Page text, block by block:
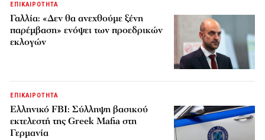
ΕΠΙΚΑΙΡΟΤΗΤΑ
Γαλλία: «Δεν θα ανεχθούμε ξένη
παρέμβαση» ενόψει των προεδρικών
εκλογών
ΕΠΙΚΑΙΡΟΤΗΤΑ
Ελληνικό FBI: Σύλληψη βασικού
εκτελεστή της Greek Mafia στη
Γερμανία